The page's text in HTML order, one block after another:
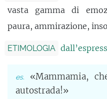
vasta gamma di
paura, ammirazione,
ETIMOLOGIA
«Mammamia,
autostrada!»